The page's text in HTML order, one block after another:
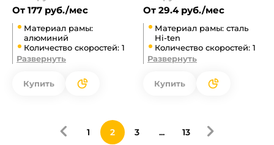
От 177 руб./мес
Материал рамы:
алюминий
Количество скоростей: 1
Развернуть
Купить
От 29.4 руб./мес
Материал рамы: сталь
Hi-ten
Количество скоростей: 1
Развернуть
Купить
1 2 3 ... 13